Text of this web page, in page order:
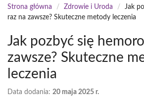
Strona główna / Zdrowie i Uroda /
Jak
raz na zawsze? Skuteczne metody leczenia
Jak pozbyć się
zawsze? Skuteczne
leczenia
Data dodania: 20 maja 2025 r.